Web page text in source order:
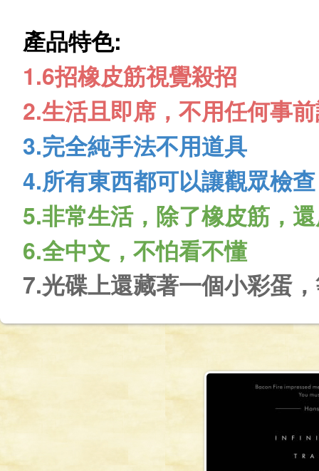
產品特色:
1.6招橡皮筋視覺殺招
2.生活且即席，不用任何事
3.完全純手法不用道具
4.所有東西都可以讓觀眾檢查
5.非常生活，除了橡皮筋，
6.全中文，不怕看不懂
7.光碟上還藏著一個小彩蛋